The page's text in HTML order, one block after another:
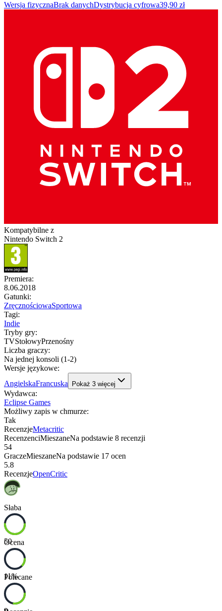
Wersja fizycznaBrak danychDystrybucja cyfrowa39,90 zł
Kompatybilne z
Nintendo Switch 2
Premiera:
8.06.2018
Gatunki:
ZręcznościowaSportowa
Tagi:
Indie
Tryby gry:
TVStołowyPrzenośny
Liczba graczy:
Na jednej konsoli (1-2)
Wersje językowe:
AngielskaFrancuska Pokaż 3 więcej
Wydawca:
Eclipse Games
Możliwy zapis w chmurze:
Tak
RecenzjeMetacritic
RecenzenciMieszaneNa podstawie 8 recenzji
54
GraczeMieszaneNa podstawie 17 ocen
5.8
RecenzjeOpenCritic
Słaba
50
Ocena
11%
Polecane